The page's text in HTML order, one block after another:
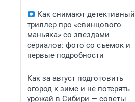
Как снимают детективный
триллер про «свинцового
маньяка» со звездами
сериалов: фото со съемок и
первые подробности
Как за август подготовить
огород к зиме и не потерять
урожай в Сибири — советы